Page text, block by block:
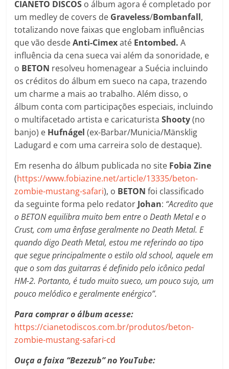
CIANETO DISCOS o álbum agora é completado por
um medley de covers de Graveless/Bombanfall,
totalizando nove faixas que englobam influências
que vão desdeAnti-Cimexaté Entombed.A
influência da cena sueca vai além da sonoridade, e
o BETON resolveu homenagear a Suécia incluindo
os créditos do álbum em sueco na capa, trazendo
um charme a mais ao trabalho. Além disso, o
álbum conta com participações especiais, incluindo
o multifacetado artista e caricaturistaShooty(no
banjo) e Hufnágel (ex-Barbar/Municia/Mänsklig
Ladugard e com uma carreira solo de destaque).
Em resenha do álbum publicada no site Fobia Zine
(https://www.fobiazine.net/article/13335/beton-
zombie-mustang-safari), o BETONfoi classificado
da seguinte forma pelo redator Johan: “Acredito que
o BETON equilibra muito bem entre o Death Metal e o
Crust, com uma ênfase geralmente no Death Metal. E
quando digo Death Metal, estou me referindo ao tipo
que segue principalmente o estilo old school, aquele em
que o som das guitarras é definido pelo icônico pedal
HM-2. Portanto, é tudo muito sueco, um pouco sujo, um
pouco melódico e geralmente enérgico”.
Para comprar o álbum acesse:
https://cianetodiscos.com.br/produtos/beton-
zombie-mustang-safari-cd
Ouça a faixa “Bezezub” no YouTube: